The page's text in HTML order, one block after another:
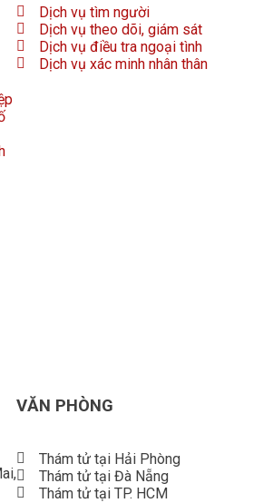
Dịch vụ tìm người
Dịch vụ theo dõi, giám sát
Dịch vụ điều tra ngoại tình
Dịch vụ xác minh nhân thân
VĂN PHÒNG
Thám tử tại Hải Phòng
Thám tử tại Đà Nẵng
Thám tử tại TP. HCM